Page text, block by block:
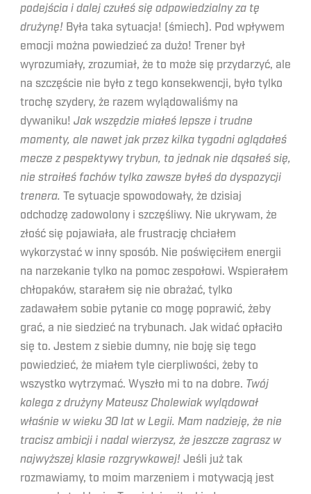
podejścia i dalej czułeś się odpowiedzialny za tę
drużynę! Była taka sytuacja! (śmiech). Pod wpływem
emocji można powiedzieć za dużo! Trener był
wyrozumiały, zrozumiał, że to może się przydarzyć, ale
na szczęście nie było z tego konsekwencji, było tylko
trochę szydery, że razem wylądowaliśmy na
dywaniku! Jak wszędzie miałeś lepsze i trudne
momenty, ale nawet jak przez kilka tygodni oglądałeś
mecze z pespektywy trybun, to jednak nie dąsałeś się,
nie stroiłeś fochów tylko zawsze byłeś do dyspozycji
trenera. Te sytuacje spowodowały, że dzisiaj
odchodzę zadowolony i szczęśliwy. Nie ukrywam, że
złość się pojawiała, ale frustrację chciałem
wykorzystać w inny sposób. Nie poświęciłem energii
na narzekanie tylko na pomoc zespołowi. Wspierałem
chłopaków, starałem się nie obrażać, tylko
zadawałem sobie pytanie co mogę poprawić, żeby
grać, a nie siedzieć na trybunach. Jak widać opłaciło
się to. Jestem z siebie dumny, nie boję się tego
powiedzieć, że miałem tyle cierpliwości, żeby to
wszystko wytrzymać. Wyszło mi to na dobre. Twój
kolega z drużyny Mateusz Cholewiak wylądował
właśnie w wieku 30 lat w Legii. Mam nadzieję, że nie
tracisz ambicji i nadal wierzysz, że jeszcze zagrasz w
najwyższej klasie rozgrywkowej! Jeśli już tak
rozmawiamy, to moim marzeniem i motywacją jest